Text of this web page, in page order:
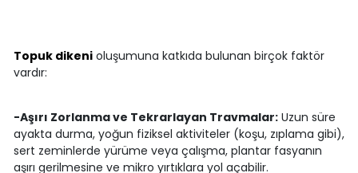
Topuk dikenioluşumuna katkıda bulunan birçok faktör
vardır:
-Aşırı Zorlanma ve Tekrarlayan Travmalar:Uzun süre
ayakta durma, yoğun fiziksel aktiviteler (koşu, zıplama gibi),
sert zeminlerde yürüme veya çalışma, plantar fasyanın
aşırı gerilmesine ve mikro yırtıklara yol açabilir.